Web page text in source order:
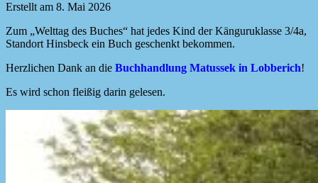
Erstellt am 8. Mai 2026
Zum „Welttag des Buches“ hat jedes Kind der Känguruklasse 3/4a,
Standort Hinsbeck ein Buch geschenkt bekommen.
Herzlichen Dank an die Buchhandlung Matussek in Lobberich!
Es wird schon fleißig darin gelesen.